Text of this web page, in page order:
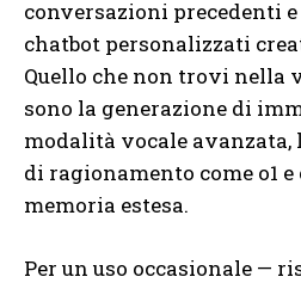
conversazioni precedenti e
chatbot personalizzati
Quello che non trovi nella
sono la generazione di
modalità vocale avanzata,
di ragionamento come o1
memoria estesa.
Per un uso occasionale —